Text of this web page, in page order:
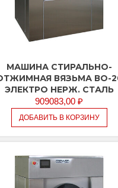
МАШИНА СТИРАЛЬНО-
ВЯЗЬМА ВО-
ЭЛЕКТРО НЕРЖ. СТАЛЬ
909083,00₽
ДОБАВИТЬ В КОРЗИНУ